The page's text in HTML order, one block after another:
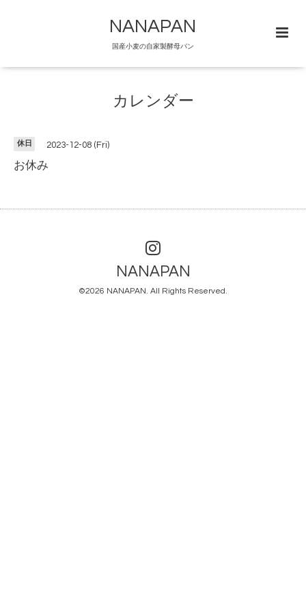
NANAPAN
国産小麦の自家製酵母パン
カレンダー
休日 2023-12-08 (Fri)
お休み
NANAPAN
©2026 NANAPAN. All Rights Reserved.